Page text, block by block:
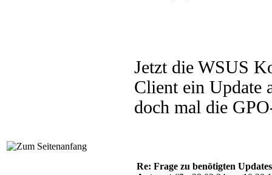
Jetzt die WSUS
Client ein Update
doch mal die
Re: Frage zu benötigten